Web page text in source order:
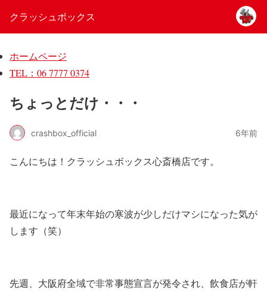
クラッシュボックス
ホームページ
TEL：06 7777 0374
ちょっとだけ・・・
crashbox_official 6年前
こんにちは！クラッシュボックス心斎橋店です。
最近になって年末年始の寒波が少しだけマシになった気が
します（笑）
先週、大阪府全域で非常事態宣言が発令され、飲食店が軒